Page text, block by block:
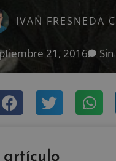
IVAN FRESNEDA
21, 2016
artículo